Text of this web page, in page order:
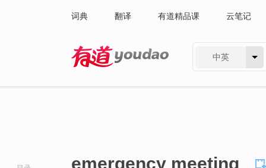
词典 翻译 有道精品课 云笔记
中英
emergency meeting